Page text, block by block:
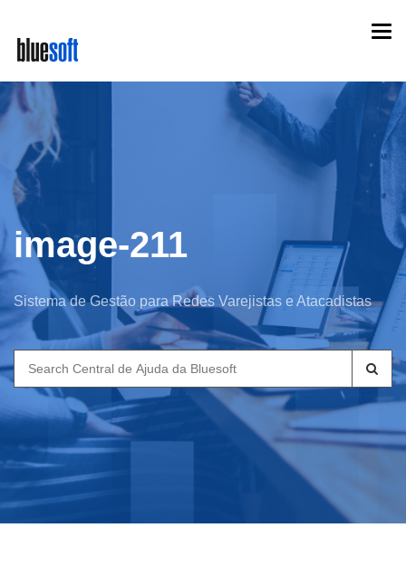
main
content
image-211
Sistema de Gestão para Redes Varejistas e Atacadistas
Search
for: